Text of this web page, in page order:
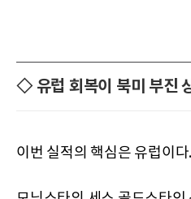
◇ 유럽 회복이 북미 부진
이번 실적의 핵심은 유럽이다.